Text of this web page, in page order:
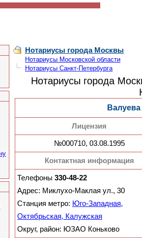
Нотариусы города Москвы
Нотариусы Московской области
Нотариусы Санкт-Петербурга
Нотариусы города
Лицензия
№000710, 03.08.1995
Контактная информация
Телефоны 330-48-22
Адрес: Миклухо-Маклая ул., 30
Станция метро: Юго-Западная,
Октябрьская, Калужская
Округ, район: ЮЗАО Коньково